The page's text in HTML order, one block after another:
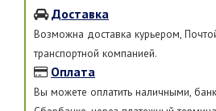
Доставка
Возможна доставка курьером,
транспортной компанией.
Оплата
Вы можете оплатить наличными,